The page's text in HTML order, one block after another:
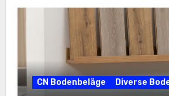
CN Bodenbeläge Diverse